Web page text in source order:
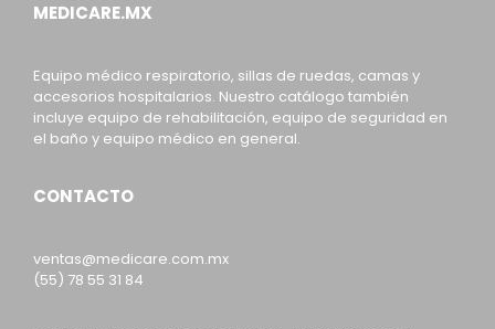
MEDICARE.MX
Equipo médico respiratorio, sillas de ruedas, camas y
accesorios hospitalarios. Nuestro catálogo también
incluye equipo de rehabilitación, equipo de seguridad en
el baño y equipo médico en general.
CONTACTO
ventas@medicare.com.mx
(55) 78 55 31 84